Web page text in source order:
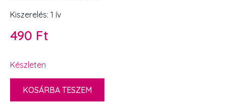
Kiszerelés: 1 ív
490 Ft
Készleten
KOSÁRBA TESZEM